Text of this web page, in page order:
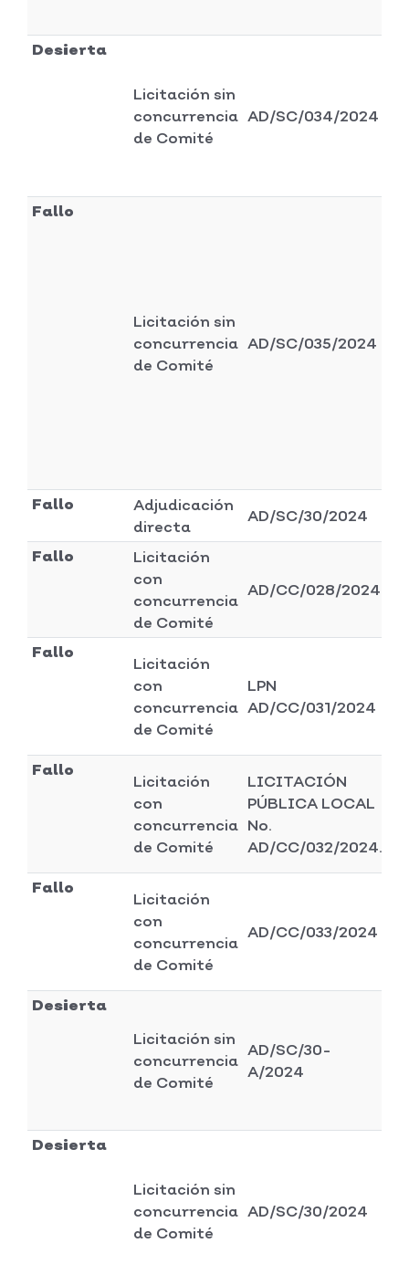
Desierta
Licitación sin
concurrencia
de Comité
AD/SC/034/2024
Fallo
Licitación sin
concurrencia
de Comité
AD/SC/035/2024
Fallo
Adjudicación
directa
AD/SC/30/2024
Fallo
Licitación
con
concurrencia
de Comité
AD/CC/028/2024
Fallo
Licitación
con
concurrencia
de Comité
LPN
AD/CC/031/2024
Fallo
Licitación
con
concurrencia
de Comité
LICITACIÓN
PÚBLICA LOCAL
No.
AD/CC/032/2024.
Fallo
Licitación
con
concurrencia
de Comité
AD/CC/033/2024
Desierta
Licitación sin
concurrencia
de Comité
AD/SC/30-
A/2024
Desierta
Licitación sin
concurrencia
de Comité
AD/SC/30/2024